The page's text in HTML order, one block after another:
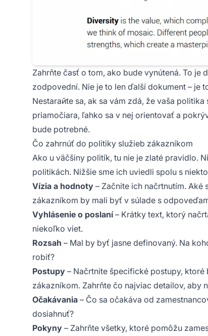
Zahrňte časť o tom, ako bude vynútená. To
zodpovední. Nie je to len ďalší dokument – je
Nestarайte sa, ak sa vám zdá, že vaša
priamočiara, ľahko sa v nej orientovať a
bude potrebné.
Čo zahrnúť do politiky služieb zákazníkom
Ako u väčšiny politík, tu nie je zlaté pravidlo.
politikách. Nižšie sme ich uviedli spolu s
Vízia a hodnoty – Začnite ich načrtnutím. Aké
zákazníkom by mali byť v súlade s
Vyhlásenie o poslaní– Krátky text, ktorý
niekoľko viet.
Rozsah – Mal by byť jasne definovaný. Na
robiť?
Postupy – Načrtnite špecifické postupy,
zákazníkom. Zahrňte čo najviac detailov, aby
Očakávania – Čo sa očakáva od
dosiahnuť?
Pokyny – Zahrňte všetky, ktoré pomôžu